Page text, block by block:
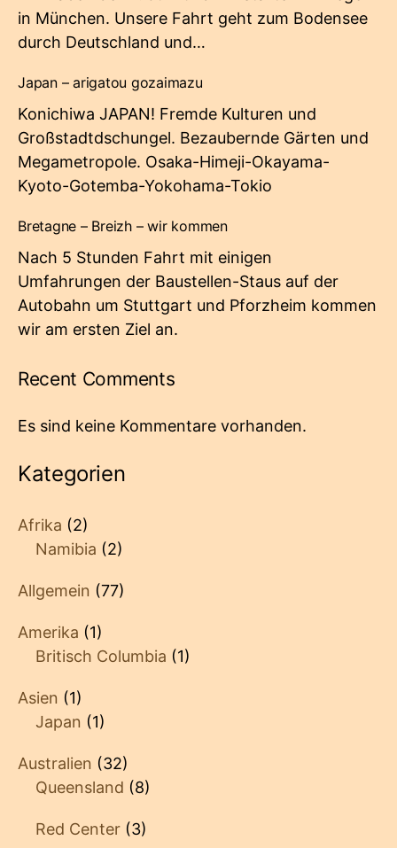
in München. Unsere Fahrt geht zum Bodensee
durch Deutschland und…
Japan – arigatou gozaimazu
Konichiwa JAPAN! Fremde Kulturen und
Großstadtdschungel. Bezaubernde Gärten und
Megametropole. Osaka-Himeji-Okayama-
Kyoto-Gotemba-Yokohama-Tokio
Bretagne – Breizh – wir kommen
Nach 5 Stunden Fahrt mit einigen
Umfahrungen der Baustellen-Staus auf der
Autobahn um Stuttgart und Pforzheim kommen
wir am ersten Ziel an.
Recent Comments
Es sind keine Kommentare vorhanden.
Kategorien
Afrika (2)
Namibia (2)
Allgemein (77)
Amerika (1)
Britisch Columbia (1)
Asien (1)
Japan (1)
Australien (32)
Queensland (8)
Red Center (3)